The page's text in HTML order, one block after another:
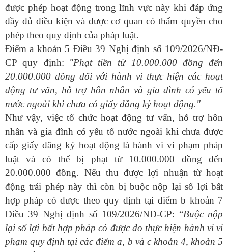
được phép hoạt động trong lĩnh vực này khi đáp ứng
đầy đủ điều kiện và được cơ quan có thẩm quyền cho
phép theo quy định của pháp luật.
Điểm a khoản 5 Điều 39 Nghị định số 109/2026/NĐ-
CP quy định:
"Phạt tiền từ 10.000.000 đồng đến
20.000.000 đồng đối với hành vi thực hiện các hoạt
động tư vấn, hỗ trợ hôn nhân và gia đình có yếu tố
nước ngoài khi chưa có giấy đăng ký hoạt động."
Như vậy, việc tổ chức hoạt động tư vấn, hỗ trợ hôn
nhân và gia đình có yếu tố nước ngoài khi chưa được
cấp giấy đăng ký hoạt động là hành vi vi phạm pháp
luật và có thể bị phạt từ 10.000.000 đồng đến
20.000.000 đồng. Nếu thu được lợi nhuận từ hoạt
động trái phép này thì còn bị buộc nộp lại số lợi bất
hợp pháp có được theo quy địnhtại điểm b khoản 7
Điều 39 Nghị định số 109/2026/NĐ-CP: “Buộc nộp
lại số lợi bất hợp pháp có được do thực hiện hành vi vi
phạm quy định tại các điểm a, b và c khoản 4, khoản 5